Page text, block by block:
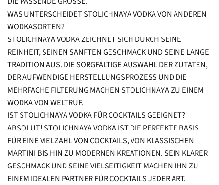
WAS UNTERSCHEIDET STOLICHNAYA VODKA VON ANDEREN
WODKASORTEN?
STOLICHNAYA VODKA ZEICHNET SICH DURCH SEINE
REINHEIT, SEINEN SANFTEN GESCHMACK UND SEINE LANGE
TRADITION AUS. DIE SORGFÄLTIGE AUSWAHL DER ZUTATEN,
DER AUFWENDIGE HERSTELLUNGSPROZESS UND DIE
MEHRFACHE FILTERUNG MACHEN STOLICHNAYA ZU EINEM
WODKA VON WELTRUF.
IST STOLICHNAYA VODKA FÜR COCKTAILS GEEIGNET?
ABSOLUT! STOLICHNAYA VODKA IST DIE PERFEKTE BASIS
FÜR EINE VIELZAHL VON COCKTAILS, VON KLASSISCHEN
MARTINI BIS HIN ZU MODERNEN KREATIONEN. SEIN KLARER
GESCHMACK UND SEINE VIELSEITIGKEIT MACHEN IHN ZU
EINEM IDEALEN PARTNER FÜR COCKTAILS JEDER ART.